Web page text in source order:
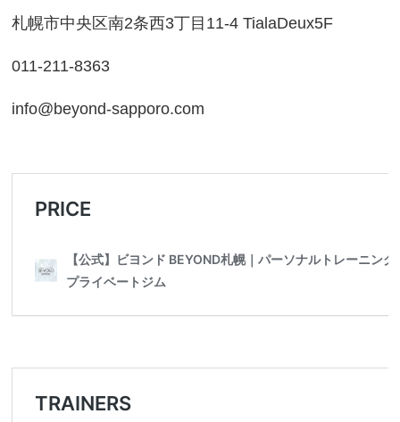
札幌市中央区南2条西3丁目11-4 TialaDeux5F
011-211-8363
info@beyond-sapporo.com